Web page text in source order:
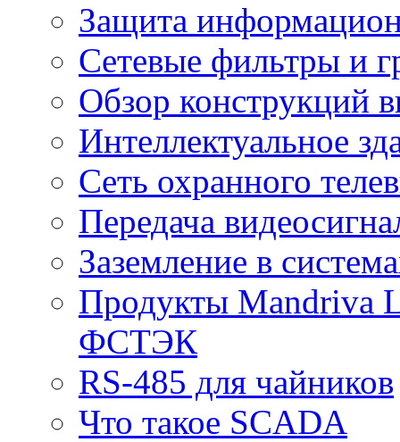
Защита
Сетевые фильтры и
Обзор конструкций
Интеллектуальное
Cеть охранного
Передача
Заземление в
Продукты Mandriva
ФСТЭК
RS-485 для чайников
Что такое SCADA